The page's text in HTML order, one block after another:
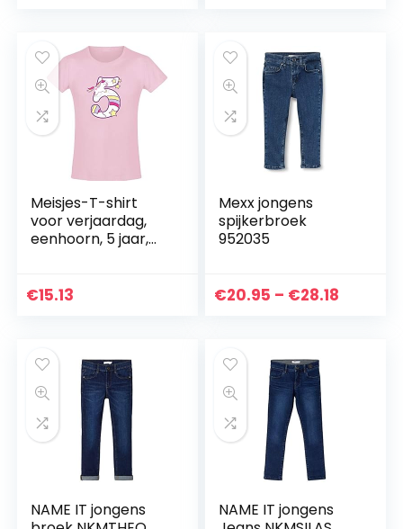
Meisjes-T-shirt
voor verjaardag,
eenhoorn, 5 jaar,
cadeau-idee pony,
€15.13
Mexx jongens
spijkerbroek
952035
€20.95 – €28.18
NAME IT jongens
NAME IT jongens